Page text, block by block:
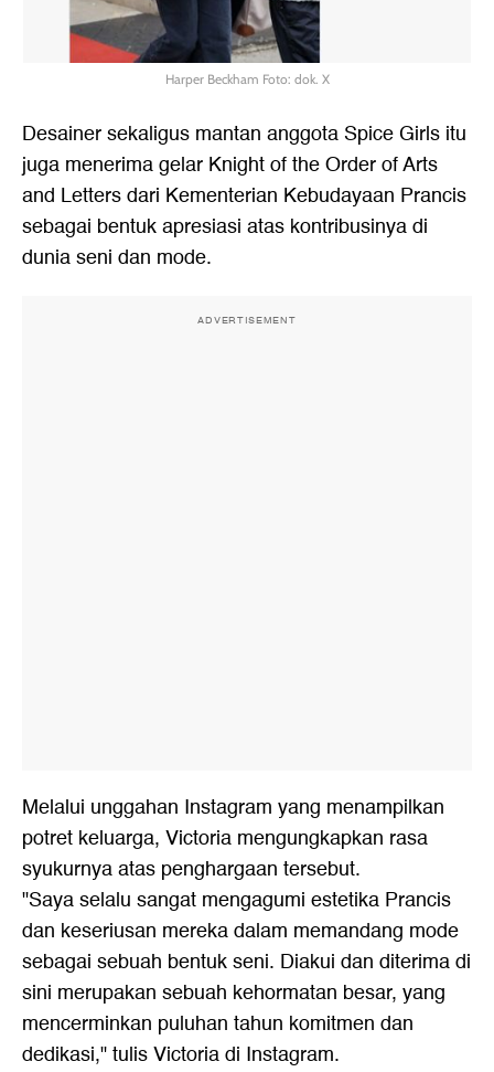
Harper Beckham Foto: dok. X
Desainer sekaligus mantan anggota Spice Girls itu
juga menerima gelar Knight of the Order of Arts
and Letters dari Kementerian Kebudayaan Prancis
sebagai bentuk apresiasi atas kontribusinya di
dunia seni dan mode.
ADVERTISEMENT
Melalui unggahan Instagram yang menampilkan
potret keluarga, Victoria mengungkapkan rasa
syukurnya atas penghargaan tersebut.
"Saya selalu sangat mengagumi estetika Prancis
dan keseriusan mereka dalam memandang mode
sebagai sebuah bentuk seni. Diakui dan diterima di
sini merupakan sebuah kehormatan besar, yang
mencerminkan puluhan tahun komitmen dan
dedikasi," tulis Victoria di Instagram.